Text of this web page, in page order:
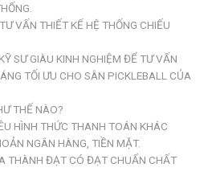
VẤN THIẾT KẾ HỆ THỐNG CHIẾU
SƯ GIÀU KINH NGHIỆM ĐỂ TƯ VẤN
TỐI ƯU CHO SÂN PICKLEBALL CỦA
THẾ NÀO?
HÌNH THỨC THANH TOÁN KHÁC
NGÂN HÀNG, TIỀN MẶT.
THÀNH ĐẠT CÓ ĐẠT CHUẨN CHẤT